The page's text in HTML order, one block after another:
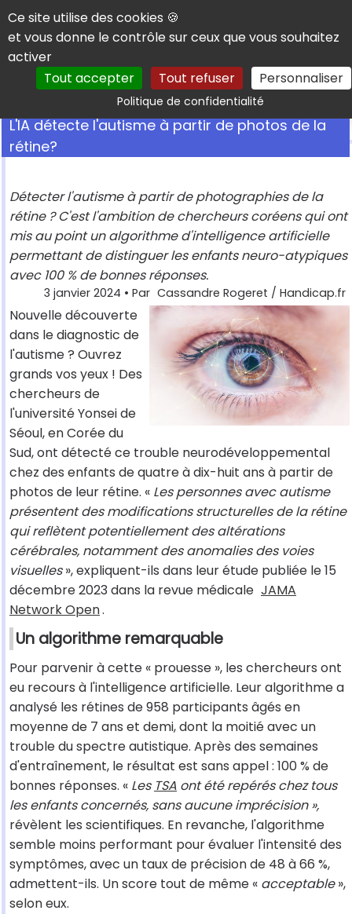
Panneau de gestion des cookies
Ce site utilise des cookies 🍪
et vous donne le contrôle sur ceux que vous souhaitez
activer
Tout accepter
Tout refuser Personnaliser
Politique de confidentialitéRechercher
L'IA détecte l'autisme à partir de photos de la
rétine?
Détecter l'autisme à partir de photographies de la
rétine ? C'est l'ambition de chercheurs coréens qui ont
mis au point un algorithme d'intelligence artificielle
permettant de distinguer les enfants neuro-atypiques
avec 100 % de bonnes réponses.
3 janvier 2024 • Par Cassandre Rogeret / Handicap.fr
Nouvelle découverte
dans le diagnostic de
l'autisme ? Ouvrez
grands vos yeux ! Des
chercheurs de
l'université Yonsei de
Séoul, en Corée du
Sud, ont détecté ce trouble neurodéveloppemental
chez des enfants de quatre à dix-huit ans à partir de
photos de leur rétine. « Les personnes avec autisme
présentent des modifications structurelles de la rétine
qui reflètent potentiellement des altérations
cérébrales, notamment des anomalies des voies
visuelles», expliquent-ils dans leur étude publiée le 15
décembre 2023 dans la revue médicale JAMA
Network Open.
Un algorithme remarquable
Pour parvenir à cette « prouesse », les chercheurs ont
eu recours à l'intelligence artificielle. Leur algorithme a
analysé les rétines de 958 participants âgés en
moyenne de 7 ans et demi, dont la moitié avec un
trouble du spectre autistique. Après des semaines
d'entraînement, le résultat est sans appel : 100 % de
bonnes réponses. « Les TSA ont été repérés chez tous
les enfants concernés, sans aucune imprécision »,
révèlent les scientifiques. En revanche, l'algorithme
semble moins performant pour évaluer l'intensité des
symptômes, avec un taux de précision de 48 à 66 %,
admettent-ils. Un score tout de même « acceptable»,
selon eux.